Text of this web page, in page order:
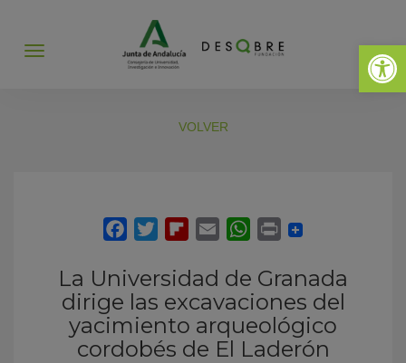
Abrir
Abrir
VOLVER
La Universidad de Granada
dirige las excavaciones del
yacimiento arqueológico
cordobés de El Laderón